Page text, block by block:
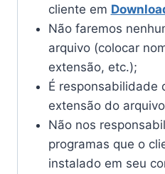
cliente em
Não faremos
arquivo (colocar
extensão, etc.);
É responsabilidade
extensão do
Não nos
programas que o
instalado em seu